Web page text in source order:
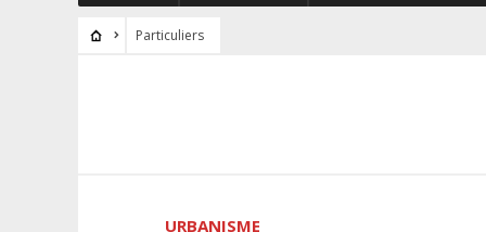
Particuliers
URBANISME